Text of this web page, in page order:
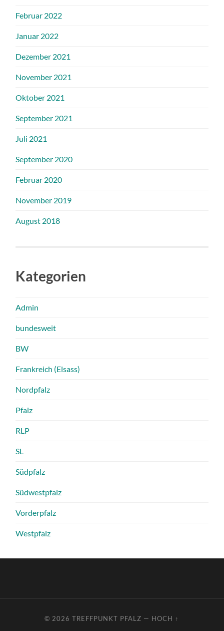
Februar 2022
Januar 2022
Dezember 2021
November 2021
Oktober 2021
September 2021
Juli 2021
September 2020
Februar 2020
November 2019
August 2018
Kategorien
Admin
bundesweit
BW
Frankreich (Elsass)
Nordpfalz
Pfalz
RLP
SL
Südpfalz
Südwestpfalz
Vorderpfalz
Westpfalz
© 2026TREFFPUNKT PFALZ — HOCH ↑